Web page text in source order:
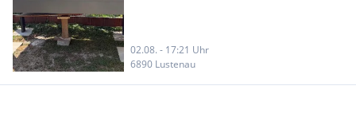
02.08. - 17:21 Uhr
6890 Lustenau